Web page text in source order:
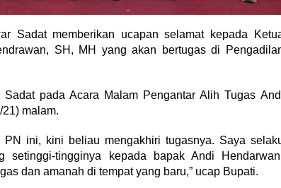
Sadat memberikan ucapan selamat kepada
SH, MH yang akan bertugas di
pada Acara Malam Pengantar Alih Tugas
malam.
ini, kini beliau mengakhiri tugasnya. Saya
setinggi-tingginya kepada bapak Andi
dan amanah di tempat yang baru,” ucap Bupati.